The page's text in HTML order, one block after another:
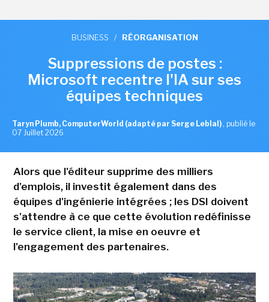
BUSINESS / RÉORGANISATION
Suppressions de postes :
Microsoft recentre l'IA sur ses
équipes techniques
Taryn Plumb, ComputerWorld (adapté par Serge Leblal) , publié le
07 Juillet 2026
Alors que l'éditeur supprime des milliers
d'emplois, il investit également dans des
équipes d'ingénierie intégrées ; les DSI doivent
s'attendre à ce que cette évolution redéfinisse
le service client, la mise en oeuvre et
l'engagement des partenaires.